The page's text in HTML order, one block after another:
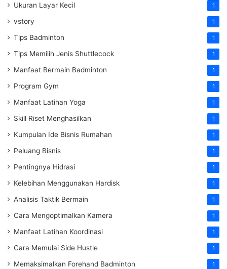
Ukuran Layar Kecil 1
vstory 1
Tips Badminton 1
Tips Memilih Jenis Shuttlecock 1
Manfaat Bermain Badminton 1
Program Gym 1
Manfaat Latihan Yoga 1
Skill Riset Menghasilkan 1
Kumpulan Ide Bisnis Rumahan 1
Peluang Bisnis 1
Pentingnya Hidrasi 1
Kelebihan Menggunakan Hardisk 1
Analisis Taktik Bermain 1
Cara Mengoptimalkan Kamera 1
Manfaat Latihan Koordinasi 1
Cara Memulai Side Hustle 1
Memaksimalkan Forehand Badminton 1